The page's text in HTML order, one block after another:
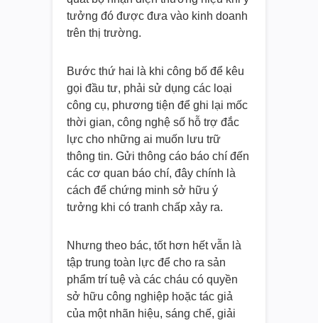
tưởng đó được đưa vào kinh doanh
trên thị trường.
Bước thứ hai là khi công bố để kêu
gọi đầu tư, phải sử dụng các loại
công cụ, phương tiện để ghi lại mốc
thời gian, công nghệ số hỗ trợ đắc
lực cho những ai muốn lưu trữ
thông tin. Gửi thông cáo báo chí đến
các cơ quan báo chí, đây chính là
cách để chứng minh sở hữu ý
tưởng khi có tranh chấp xảy ra.
Nhưng theo bác, tốt hơn hết vẫn là
tập trung toàn lực để cho ra sản
phẩm trí tuệ và các cháu có quyền
sở hữu công nghiệp hoặc tác giả
của một nhãn hiệu, sáng chế, giải